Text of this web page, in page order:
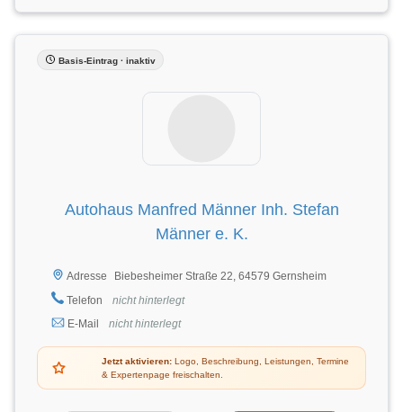
Basis-Eintrag · inaktiv
Autohaus Manfred Männer Inh. Stefan
Männer e. K.
Adresse
Biebesheimer Straße 22, 64579 Gernsheim
Telefon
nicht hinterlegt
E-Mail
nicht hinterlegt
Jetzt aktivieren: Logo, Beschreibung, Leistungen, Termine
& Expertenpage freischalten.